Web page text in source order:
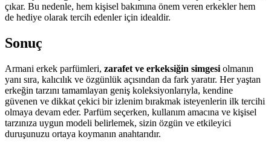
çıkar. Bu nedenle, hem kişisel bakımına önem veren erkekler hem
de hediye olarak tercih edenler için idealdir.
Sonuç
Armani erkek parfümleri, zarafet ve erkeksiğin simgesi olmanın
yanı sıra, kalıcılık ve özgünlük açısından da fark yaratır. Her yaştan
erkeğin tarzını tamamlayan geniş koleksiyonlarıyla, kendine
güvenen ve dikkat çekici bir izlenim bırakmak isteyenlerin ilk tercihi
olmaya devam eder. Parfüm seçerken, kullanım amacına ve kişisel
tarzınıza uygun modeli belirlemek, sizin özgün ve etkileyici
duruşunuzu ortaya koymanın anahtarıdır.